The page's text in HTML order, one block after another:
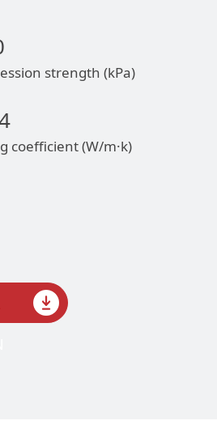
strength (kPa)
coefficient (W/m·k)